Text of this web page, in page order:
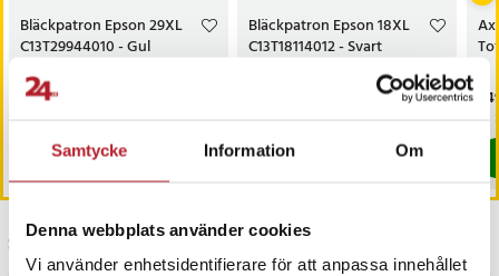
Samtycke Information Om
Denna webbplats använder cookies
Vi använder enhetsidentifierare för att anpassa innehållet
Bläckpatron Epson 29XL
C13T29944010 - Gul
Pris:19 kr
19 kr
Köp
Bläckpatron Epson 18XL
C13T18114012 - Svart
Senast besökta